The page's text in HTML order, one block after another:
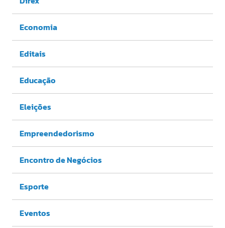
Economia
Editais
Educação
Eleições
Empreendedorismo
Encontro de Negócios
Esporte
Eventos